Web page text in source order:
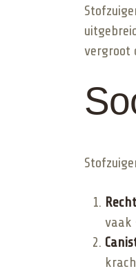
vergroot
vaak